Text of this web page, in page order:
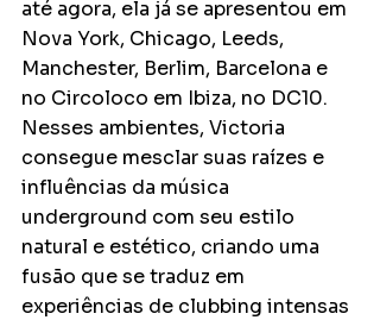
até agora, ela já se apresentou em
Nova York, Chicago, Leeds,
Manchester, Berlim, Barcelona e
no Circoloco em Ibiza, no DC10.
Nesses ambientes, Victoria
consegue mesclar suas raízes e
influências da música
underground com seu estilo
natural e estético, criando uma
fusão que se traduz em
experiências de clubbing intensas